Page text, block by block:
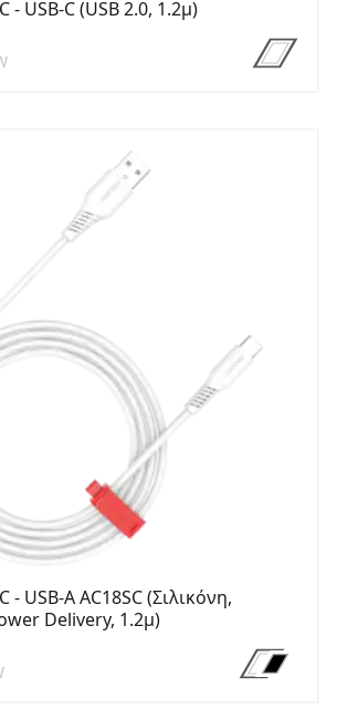
- USB-C (USB 2.0, 1.2μ)
- USB-A AC18SC (Σιλικόνη,
Delivery, 1.2μ)